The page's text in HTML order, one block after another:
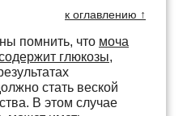
к оглавлению ↑
помнить, что моча
глюкозы,
стать веской
В этом случае